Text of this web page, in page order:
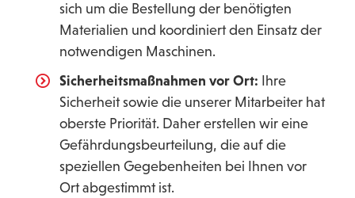
sich um die Bestellung der benötigten
Materialien und koordiniert den Einsatz der
notwendigen Maschinen.
Sicherheitsmaßnahmen vor Ort: Ihre
Sicherheit sowie die unserer Mitarbeiter hat
oberste Priorität. Daher erstellen wir eine
Gefährdungsbeurteilung, die auf die
speziellen Gegebenheiten bei Ihnen vor
Ort abgestimmt ist.